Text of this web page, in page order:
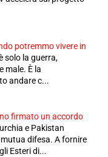
potremmo vivere in
solo la guerra,
male. È la
andare c...
firmato un accordo
e Pakistan
difesa. A fornire
Esteri di...